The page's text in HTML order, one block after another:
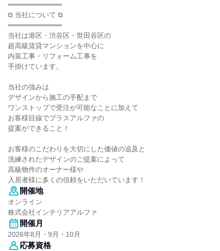
═══════════
⧉ 当社について ⧉
═══════════
当社は港区・渋谷区・世田谷区の
超高級賃貸マンションを中心に
内装工事・リフォーム工事を
手掛けています。
当社の強みは
デザインから施工の手配まで
ワンストップで受注が可能なことに加えて
お客様目線でプラスアルファの
提案ができること！
お客様のこだわりを大切にした価値の追及と
洗練されたデザインのご提案によって
高級物件のオーナー様や
入居者様に多くの信頼をいただいています！
開催地
オンライン
株式会社インテリアアルファ
開催月
2026年8月・9月・10月
応募資格